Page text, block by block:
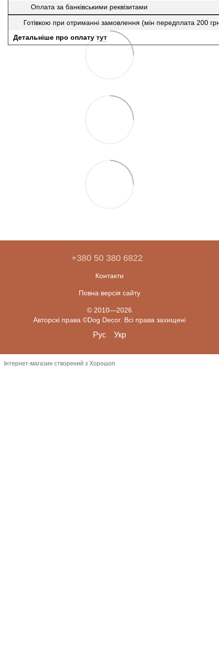
Оплата за банківськими реквізитами
Готівкою при отриманні замовлення (мін передплата 200
Детальніше про оплату тут
+380 50 380 6822
Контакти
Повна версія сайту
© 2010—2026
Авторскі права ©Dog Decor. Всі права захищені
Рус Укр
Інтернет-магазин створений з Хорошоп